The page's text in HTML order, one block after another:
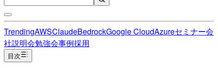
TrendingAWSClaudeBedrockGoogle CloudAzureセミナー会
社説明会勉強会事例採用
目次